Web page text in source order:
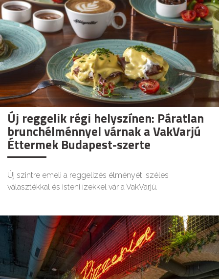
Új reggelik régi helyszínen: Páratlan
brunchélménnyel várnak a VakVarjú
Éttermek Budapest-szerte
Új szintre emeli a reggelizés élményét: széles
választékkal és isteni ízekkel vár a VakVarjú.